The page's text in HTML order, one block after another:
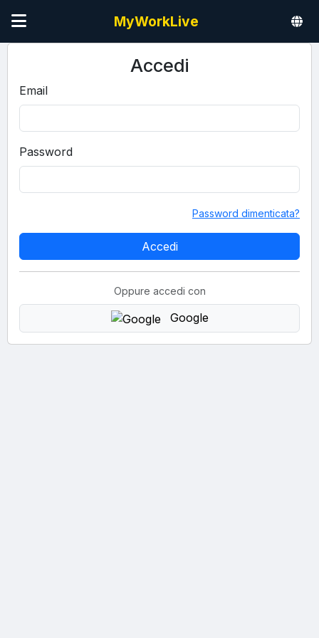
MyWorkLive
Accedi
Email
Password
Password dimenticata?
Oppure accedi con
Google